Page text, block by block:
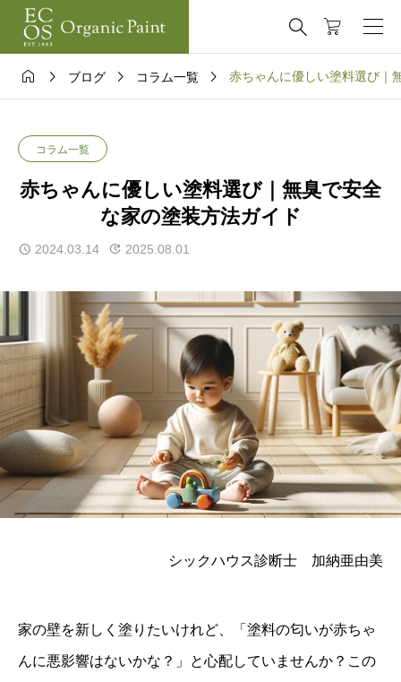

  ブログ  コラム一覧  赤ちゃんに優しい塗料選び｜
コラム一覧
赤ちゃんに優しい塗料選び｜無臭で安全
な家の塗装方法ガイド
2024.03.14 2025.08.01
シックハウス診断士 加納亜由美
家の壁を新しく塗りたいけれど、「塗料の匂いが赤ちゃ
んに悪影響はないかな？」と心配していませんか？この